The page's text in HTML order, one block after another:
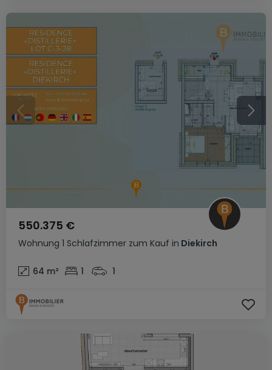
Wohnung 1 Schlafzimmer zum Kauf in Diekirch
550.375 €
64 m² 1 1